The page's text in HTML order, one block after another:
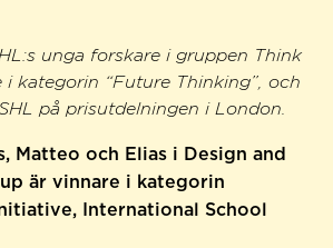
unga forskare i gruppen Think
i kategorin “Future Thinking”, och
på prisutdelningen i London.
Matteo och Elias i Design and
är vinnare i kategorin
International School